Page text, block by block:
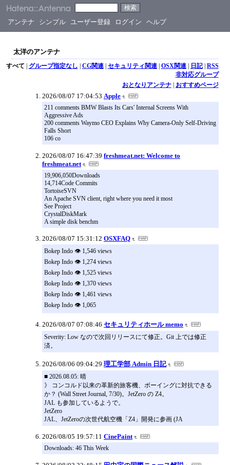
アンテナ シンプル ユーザー登録 ログイン ヘルプ
太洋のアンテナ
すべて グループ指定なし CG関連| セキュリティ関連| OSX関連| 日記| RSS
非対応グループ
おとなりアンテナ| おすすめページ
2026/08/07 17:04:53 Apple
211 comments BMW Blasts Its Cars' Internal Screens With
Aggressive Ads
200 comments Waymo CEO Explains Why Camera-Only Self-Driving
Falls Short
106 co
2026/08/07 16:47:39 freshmeat.net: Welcome to
freshmeat.net
19,906,050Downloads
14,714Code Commits
TortoiseSVN
An Apache SVN client, right where you need it most
See Project
CrystalDiskMark
A simple disk benchm
2026/08/07 15:31:12 OSXFAQ
Bokep Indo 👁️ 1,546 views
Bokep Indo 👁️ 1,274 views
Bokep Indo 👁️ 1,525 views
Bokep Indo 👁️ 1,370 views
Bokep Indo 👁️ 1,461 views
Bokep Indo 👁️ 1,065
2026/08/07 07:08:46 セキュリティホール memo
Severity: Low なので次回リリースにて修正。Git 上では修正
済。
2026/08/06 09:04:29 理工学部 Admin 日記
■ 2026.08.05: 晴
》 コンコルド以来の革新的旅客機、ボーイングに対抗できる
か？ (Wall Street Journal, 7/30)。JetZero の Z4。
JAL も参加しているようで。
JetZero
JAL、JetZeroの次世代航空機「Z4」開発に参画 (JA
2026/08/05 19:57:11 CinePaint
Downloads: 46 This Week